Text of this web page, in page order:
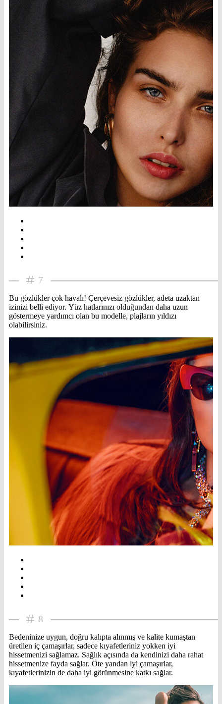
7
Bu gözlükler çok havalı! Çerçevesiz gözlükler, adeta uzaktan
izinizi belli ediyor. Yüz hatlarınızı olduğundan daha uzun
göstermeye yardımcı olan bu modelle, plajların yıldızı
olabilirsiniz.
8
Bedeninize uygun, doğru kalıpta alınmış ve kalite kumaştan
üretilen iç çamaşırlar, sadece kıyafetleriniz yokken iyi
hissetmenizi sağlamaz. Sağlık açısında da kendinizi daha rahat
hissetmenize fayda sağlar. Öte yandan iyi çamaşırlar,
kıyafetlerinizin de daha iyi görünmesine katkı sağlar.